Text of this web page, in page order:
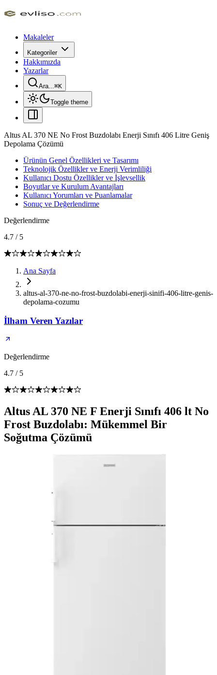
Makaleler
Kategoriler
Hakkımızda
Yazarlar
Ara...⌘K
Toggle theme
Altus AL 370 NE No Frost Buzdolabı Enerji Sınıfı 406 Litre Geniş
Depolama Çözümü
Ürünün Genel Özellikleri ve Tasarımı
Teknolojik Özellikler ve Enerji Verimliliği
Kullanıcı Dostu Özellikler ve İşlevsellik
Boyutlar ve Kurulum Avantajları
Kullanıcı Yorumları ve Puanlamalar
Sonuç ve Değerlendirme
Değerlendirme
4.7 / 5
Ana Sayfa
altus-al-370-ne-no-frost-buzdolabi-enerji-sinifi-406-litre-genis-
depolama-cozumu
İlham Veren Yazılar
Değerlendirme
4.7 / 5
Altus AL 370 NE F Enerji Sınıfı 406 lt No
Frost Buzdolabı: Mükemmel Bir
Soğutma Çözümü